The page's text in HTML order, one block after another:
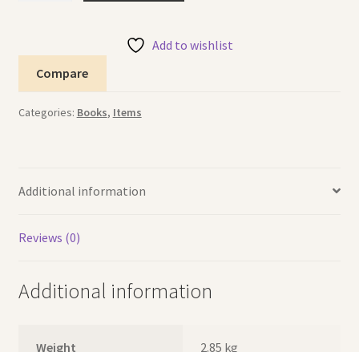
Confident
Readers
مجموعة
قصص
Add to wishlist
Compare
Categories: Books, Items
Additional information
Reviews (0)
Additional information
Weight 2.85 kg